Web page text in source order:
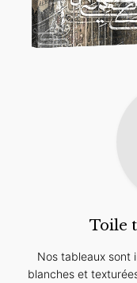
Toile
Nos tableaux sont
blanches et